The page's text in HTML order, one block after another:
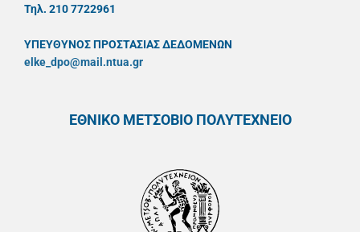
Τηλ. 210 7722961
ΥΠΕΥΘYΝΟΣ ΠΡΟΣΤΑΣΙΑΣ ΔΕΔΟΜΕΝΩΝ
elke_dpo@mail.ntua.gr
ΕΘΝΙΚΟ ΜΕΤΣΟΒΙΟ ΠΟΛΥΤΕΧΝΕΙΟ